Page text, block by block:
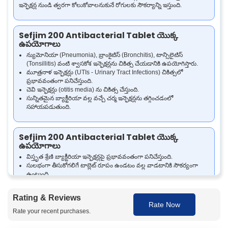
ఇన్ఫెక్షన్ల నుండి త్వరగా కోలుకోవాలనుకునే రోగులకు సౌకర్యాన్ని ఇస్తుంది.
Sefjim 200 Antibacterial Tablet యొక్క
ఉపయోగాలు
న్యుమోనియా (Pneumonia), బ్రాంకైటిస్ (Bronchitis), టాన్సిలైటిస్
(Tonsillitis) వంటి శ్వాసకోశ ఇన్ఫెక్షన్లను చికిత్స చేయడానికి ఉపయోగిస్తారు.
మూత్రనాళ ఇన్ఫెక్షన్లు (UTIs - Urinary Tract Infections) చికిత్సలో
ప్రభావవంతంగా పనిచేస్తుంది.
చెవి ఇన్ఫెక్షన్లు (otitis media) ను చికిత్స చేస్తుంది.
సున్నితమైన బ్యాక్టీరియా వల్ల వచ్చే చర్మ ఇన్ఫెక్షన్లను తగ్గించడంలో
సహాయపడుతుంది.
Sefjim 200 Antibacterial Tablet యొక్క
ఉపయోగాలు
విస్తృత శ్రేణి బ్యాక్టీరియా ఇన్ఫెక్షన్లపై ప్రభావవంతంగా పనిచేస్తుంది.
సులభంగా తీసుకోగలిగే టాబ్లెట్ రూపం ఉండటం వల్ల వాడటానికి సౌకర్యంగా
ఉంటుంది.
వచ్చే ప్రమాదం తక్కువగా ఉంటుంది.
Rating & Reviews
Rate your recent purchases.
Rate Now